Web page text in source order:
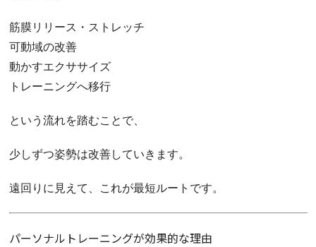
筋膜リリース・ストレッチ
可動域の改善
動かすエクササイズ
トレーニングへ移行
という流れを踏むことで、
少しずつ姿勢は改善していきます。
遠回りに見えて、これが最短ルートです。
パーソナルトレーニングが効果的な理由